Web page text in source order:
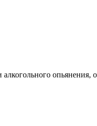
опьянения,